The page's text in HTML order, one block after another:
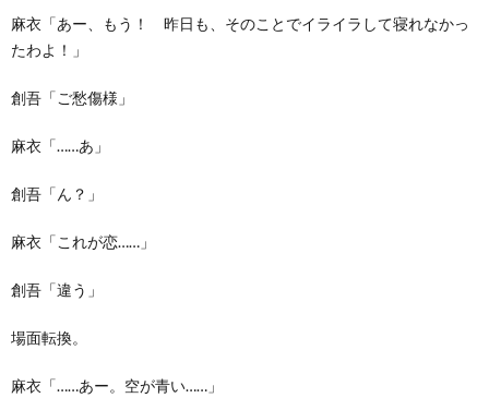
麻衣「あー、もう！ 昨日も、そのことでイライラして寝れなかっ
たわよ！」
創吾「ご愁傷様」
麻衣「……あ」
創吾「ん？」
麻衣「これが恋……」
創吾「違う」
場面転換。
麻衣「……あー。空が青い……」